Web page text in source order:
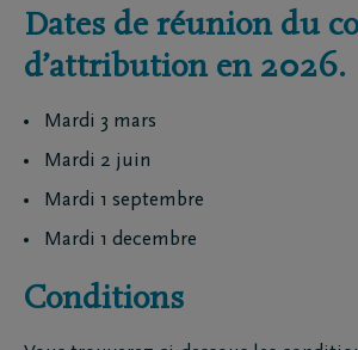
Dates de réunion du
d’attribution en 2026.
Mardi 3 mars
Mardi 2 juin
Mardi 1 septembre
Mardi 1 decembre
Conditions